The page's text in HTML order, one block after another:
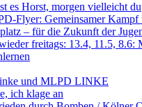
es Horst, morgen vielleicht du
Flyer: Gemeinsamer Kampf
– für die Zukunft der
freitags: 13.4, 11.5, 8.6:
und MLPD LINKE
ich klage an